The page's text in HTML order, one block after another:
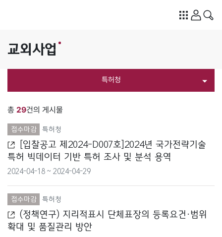
교외사업
경찰청
과학기술정보통신부
특허청
총 29건의 게시물
접수마감 특허청
[입찰공고 제2024-D007호]2024년 국가전략기술
특허 빅데이터 기반 특허 조사 및 분석 용역
2024-04-18 ~ 2024-04-29
접수마감 특허청
(정책연구) 지리적표시 단체표장의 등록요건·범위
확대 및 품질관리 방안